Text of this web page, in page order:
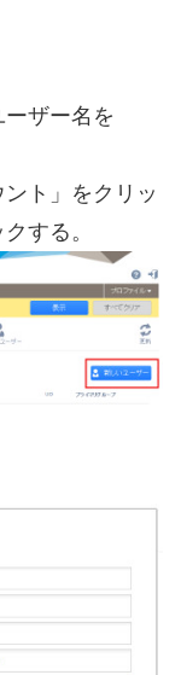
ザー名を
ト」をクリッ
する。